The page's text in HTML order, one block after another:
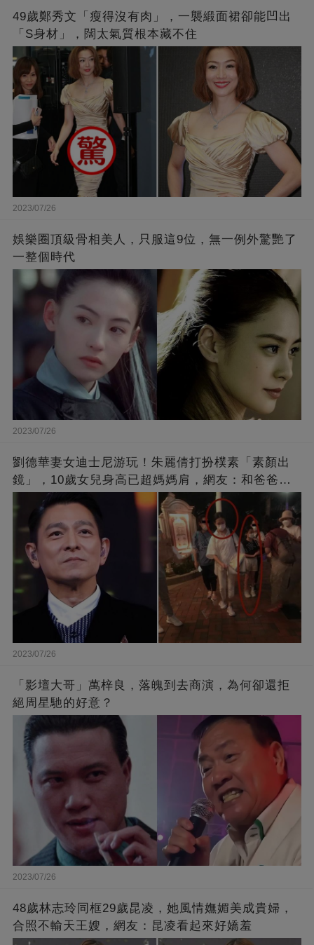
49歲鄭秀文「瘦得沒有肉」，一襲緞面裙卻能凹出
「S身材」，闊太氣質根本藏不住
2023/07/26
娛樂圈頂級骨相美人，只服這9位，無一例外驚艷了
一整個時代
2023/07/26
劉德華妻女迪士尼游玩！朱麗倩打扮樸素「素顏出
鏡」，10歲女兒身高已超媽媽肩，網友：和爸爸劉
德華長相十分相似
2023/07/26
「影壇大哥」萬梓良，落魄到去商演，為何卻還拒
絕周星馳的好意？
2023/07/26
48歲林志玲同框29歲昆凌，她風情嫵媚美成貴婦，
合照不輸天王嫂，網友：昆凌看起來好嬌羞